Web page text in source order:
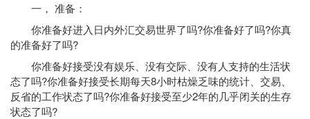
一， 准备：
你准备好进入日内外汇交易世界了吗?你准备好了吗?你真
的准备好了吗?
你准备好接受没有娱乐、没有交际、没有人支持的生活状
态了吗?你准备好接受长期每天8小时枯燥乏味的统计、交易、
反省的工作状态了吗?你准备好接受至少2年的几乎闭关的生存
状态了吗?